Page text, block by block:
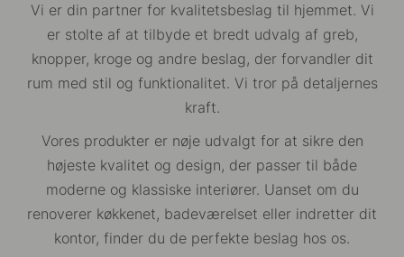
Vi er din partner for kvalitetsbeslag til hjemmet. Vi
er stolte af at tilbyde et bredt udvalg af greb,
knopper, kroge og andre beslag, der forvandler dit
rum med stil og funktionalitet. Vi tror på detaljernes
kraft.
Vores produkter er nøje udvalgt for at sikre den
højeste kvalitet og design, der passer til både
moderne og klassiske interiører. Uanset om du
renoverer køkkenet, badeværelset eller indretter dit
kontor, finder du de perfekte beslag hos os.